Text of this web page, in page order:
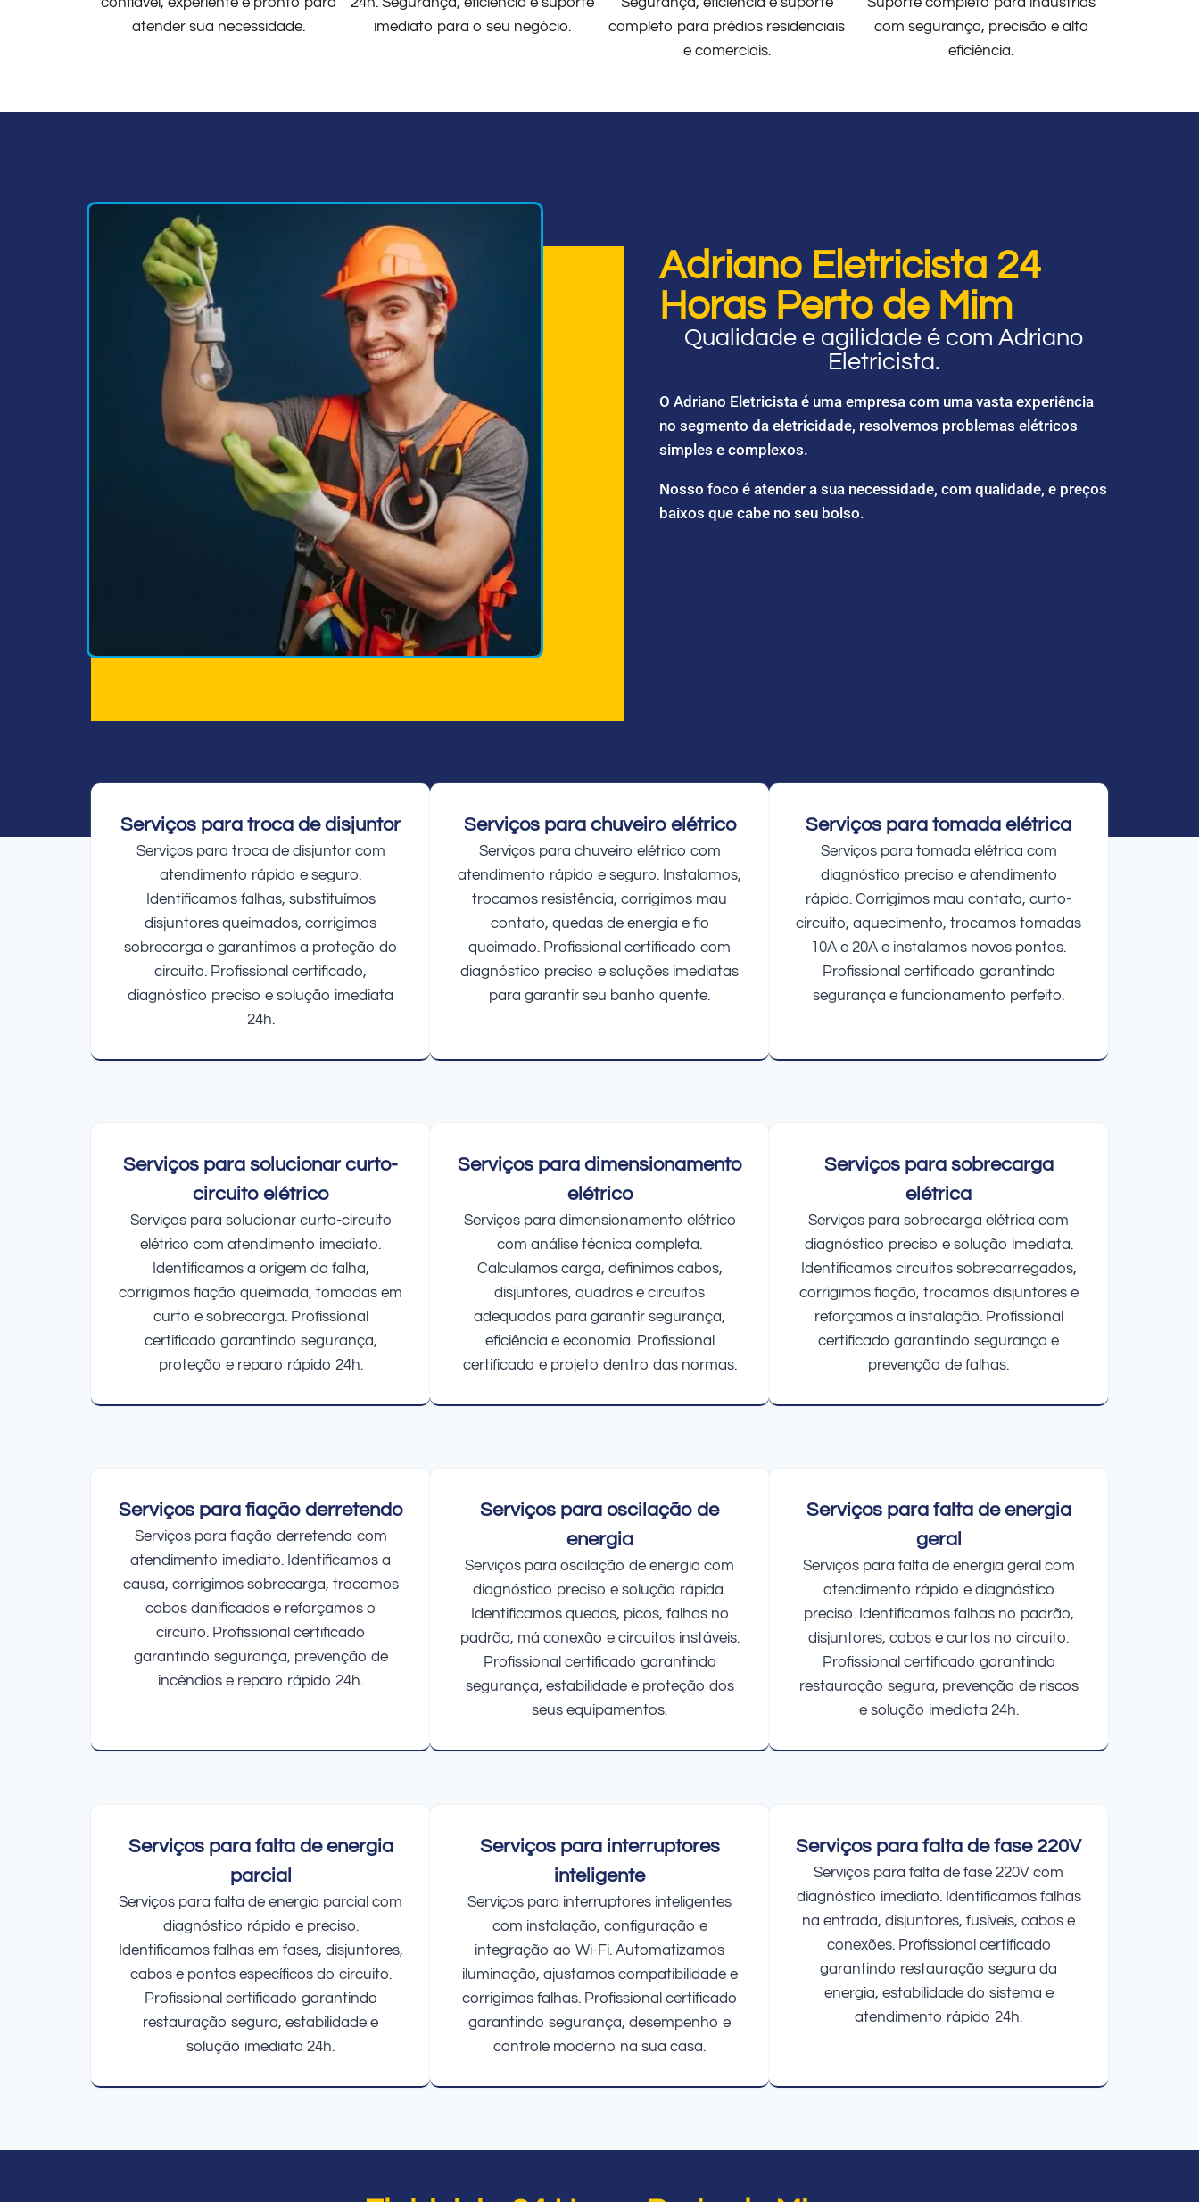
atender sua necessidade.
imediato para o seu negócio.
completo para prédios residenciais
e comerciais.
com segurança, precisão e alta
eficiência.
Adriano Eletricista 24
Horas Perto de Mim
Qualidade e agilidade é com Adriano
Eletricista.
O Adriano Eletricista é uma empresa com uma vasta experiência
no segmento da eletricidade, resolvemos problemas elétricos
simples e complexos.
Nosso foco é atender a sua necessidade, com qualidade, e preços
baixos que cabe no seu bolso.
Serviços para troca de disjuntor
Serviços para troca de disjuntor com
atendimento rápido e seguro.
Identificamos falhas, substituímos
disjuntores queimados, corrigimos
sobrecarga e garantimos a proteção do
circuito. Profissional certificado,
diagnóstico preciso e solução imediata
24h.
Serviços para chuveiro elétrico
Serviços para chuveiro elétrico com
atendimento rápido e seguro. Instalamos,
trocamos resistência, corrigimos mau
contato, quedas de energia e fio
queimado. Profissional certificado com
diagnóstico preciso e soluções imediatas
para garantir seu banho quente.
Serviços para tomada elétrica
Serviços para tomada elétrica com
diagnóstico preciso e atendimento
rápido. Corrigimos mau contato, curto-
circuito, aquecimento, trocamos tomadas
10A e 20A e instalamos novos pontos.
Profissional certificado garantindo
segurança e funcionamento perfeito.
Serviços para solucionar curto-
circuito elétrico
Serviços para solucionar curto-circuito
elétrico com atendimento imediato.
Identificamos a origem da falha,
corrigimos fiação queimada, tomadas em
curto e sobrecarga. Profissional
certificado garantindo segurança,
proteção e reparo rápido 24h.
Serviços para dimensionamento
elétrico
Serviços para dimensionamento elétrico
com análise técnica completa.
Calculamos carga, definimos cabos,
disjuntores, quadros e circuitos
adequados para garantir segurança,
eficiência e economia. Profissional
certificado e projeto dentro das normas.
Serviços para sobrecarga
elétrica
Serviços para sobrecarga elétrica com
diagnóstico preciso e solução imediata.
Identificamos circuitos sobrecarregados,
corrigimos fiação, trocamos disjuntores e
reforçamos a instalação. Profissional
certificado garantindo segurança e
prevenção de falhas.
Serviços para fiação derretendo
Serviços para fiação derretendo com
atendimento imediato. Identificamos a
causa, corrigimos sobrecarga, trocamos
cabos danificados e reforçamos o
circuito. Profissional certificado
garantindo segurança, prevenção de
incêndios e reparo rápido 24h.
Serviços para oscilação de
energia
Serviços para oscilação de energia com
diagnóstico preciso e solução rápida.
Identificamos quedas, picos, falhas no
padrão, má conexão e circuitos instáveis.
Profissional certificado garantindo
segurança, estabilidade e proteção dos
seus equipamentos.
Serviços para falta de energia
geral
Serviços para falta de energia geral com
atendimento rápido e diagnóstico
preciso. Identificamos falhas no padrão,
disjuntores, cabos e curtos no circuito.
Profissional certificado garantindo
restauração segura, prevenção de riscos
e solução imediata 24h.
Serviços para falta de energia
parcial
Serviços para falta de energia parcial com
diagnóstico rápido e preciso.
Identificamos falhas em fases, disjuntores,
cabos e pontos específicos do circuito.
Profissional certificado garantindo
restauração segura, estabilidade e
solução imediata 24h.
Serviços para interruptores
inteligente
Serviços para interruptores inteligentes
com instalação, configuração e
integração ao Wi-Fi. Automatizamos
iluminação, ajustamos compatibilidade e
corrigimos falhas. Profissional certificado
garantindo segurança, desempenho e
controle moderno na sua casa.
Serviços para falta de fase 220V
Serviços para falta de fase 220V com
diagnóstico imediato. Identificamos falhas
na entrada, disjuntores, fusíveis, cabos e
conexões. Profissional certificado
garantindo restauração segura da
energia, estabilidade do sistema e
atendimento rápido 24h.